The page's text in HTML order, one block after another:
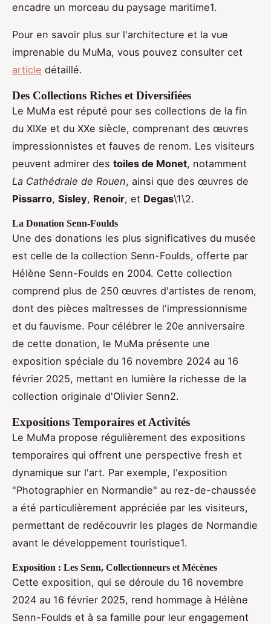
encadre un morceau du paysage maritime1.
Pour en savoir plus sur l'architecture et la vue
imprenable du MuMa, vous pouvez consulter cet
article détaillé.
Des Collections Riches et Diversifiées
Le MuMa est réputé pour ses collections de la fin
du XIXe et du XXe siècle, comprenant des œuvres
impressionnistes et fauves de renom. Les visiteurs
peuvent admirer des toiles de Monet, notamment
La Cathédrale de Rouen, ainsi que des œuvres de
Pissarro, Sisley, Renoir, et Degas\1\2.
La Donation Senn-Foulds
Une des donations les plus significatives du musée
est celle de la collection Senn-Foulds, offerte par
Hélène Senn-Foulds en 2004. Cette collection
comprend plus de 250 œuvres d'artistes de renom,
dont des pièces maîtresses de l'impressionnisme
et du fauvisme. Pour célébrer le 20e anniversaire
de cette donation, le MuMa présente une
exposition spéciale du 16 novembre 2024 au 16
février 2025, mettant en lumière la richesse de la
collection originale d'Olivier Senn2.
Expositions Temporaires et Activités
Le MuMa propose régulièrement des expositions
temporaires qui offrent une perspective fresh et
dynamique sur l'art. Par exemple, l'exposition
"Photographier en Normandie" au rez-de-chaussée
a été particulièrement appréciée par les visiteurs,
permettant de redécouvrir les plages de Normandie
avant le développement touristique1.
Exposition : Les Senn, Collectionneurs et Mécènes
Cette exposition, qui se déroule du 16 novembre
2024 au 16 février 2025, rend hommage à Hélène
Senn-Foulds et à sa famille pour leur engagement